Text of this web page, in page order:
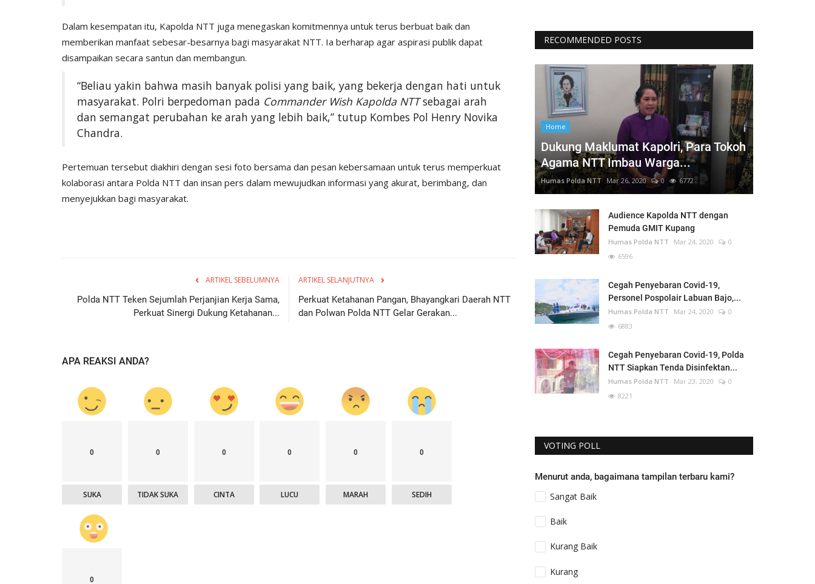
Dalam kesempatan itu, Kapolda NTT juga menegaskan komitmennya untuk terus berbuat baik dan
memberikan manfaat sebesar-besarnya bagi masyarakat NTT. Ia berharap agar aspirasi publik dapat
disampaikan secara santun dan membangun.
“Beliau yakin bahwa masih banyak polisi yang baik, yang bekerja dengan hati untuk
masyarakat. Polri berpedoman pada Commander Wish Kapolda NTTsebagai arah
dan semangat perubahan ke arah yang lebih baik,” tutup Kombes Pol Henry Novika
Chandra.
Pertemuan tersebut diakhiri dengan sesi foto bersama dan pesan kebersamaan untuk terus memperkuat
kolaborasi antara Polda NTT dan insan pers dalam mewujudkan informasi yang akurat, berimbang, dan
menyejukkan bagi masyarakat.
ARTIKEL SEBELUMNYA
Polda NTT Teken Sejumlah Perjanjian Kerja Sama,
Perkuat Sinergi Dukung Ketahanan...
ARTIKEL SELANJUTNYA
Perkuat Ketahanan Pangan, Bhayangkari Daerah NTT
dan Polwan Polda NTT Gelar Gerakan...
APA REAKSI ANDA?
0
SUKA
0
TIDAK SUKA
0
CINTA
0
LUCU
0
MARAH
0
SEDIH
0
RECOMMENDED POSTS
Home
Dukung Maklumat Kapolri, Para Tokoh
Agama NTT Imbau Warga...
Humas Polda NTT Mar 26, 2020 0 6772
Audience Kapolda NTT dengan
Pemuda GMIT Kupang
Humas Polda NTT Mar 24, 2020
0
6596
Cegah Penyebaran Covid-19,
Personel Pospolair Labuan Bajo,...
Humas Polda NTT Mar 24, 2020
0
6883
Cegah Penyebaran Covid-19, Polda
NTT Siapkan Tenda Disinfektan...
Humas Polda NTT Mar 23, 2020
0
8221
VOTING POLL
Menurut anda, bagaimana tampilan terbaru kami?
Sangat Baik
Baik
Kurang Baik
Kurang